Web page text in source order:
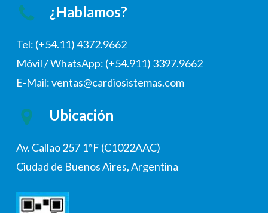
¿Hablamos?
Tel: (+54.11) 4372.9662
Móvil / WhatsApp: (+54.911) 3397.9662
E-Mail: ventas@cardiosistemas.com
Ubicación
Av. Callao 257 1°F (C1022AAC)
Ciudad de Buenos Aires, Argentina